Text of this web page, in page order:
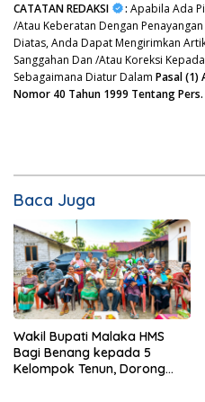
CATATAN REDAKSI : Apabila Ada
/Atau Keberatan Dengan
Diatas, Anda Dapat Mengirimkan
Sanggahan Dan /Atau Koreksi
Sebagaimana Diatur Dalam Pasal (1)
Nomor 40 Tahun 1999 Tentang Pers.
Baca Juga
Wakil Bupati Malaka HMS
Bagi Benang kepada 5
Kelompok Tenun, Dorong